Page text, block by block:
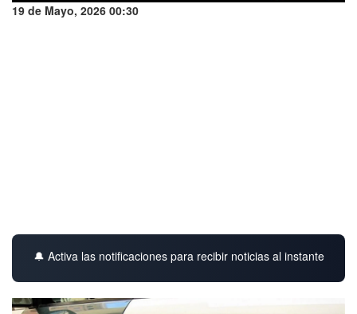
19 de Mayo, 2026 00:30
🔔 Activa las notificaciones para recibir noticias al instante